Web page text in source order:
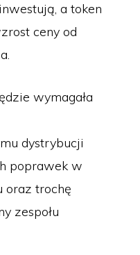
a token
ceny od
wymagała
dystrybucji
poprawek w
oraz trochę
zespołu